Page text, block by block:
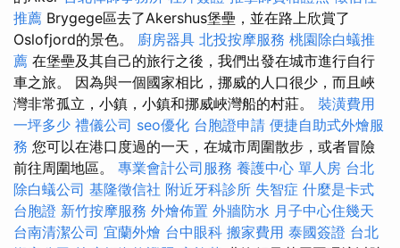
推薦 Brygege區去了Akershus堡壘，並在路上欣賞了
Oslofjord的景色。 廚房器具 北投按摩服務 桃園除白蟻推
薦 在堡壘及其自己的旅行之後，我們出發在城市進行自行
車之旅。 因為與一個國家相比，挪威的人口很少，而且峽
灣非常孤立，小鎮，小鎮和挪威峽灣船的村莊。 裝潢費用
一坪多少 禮儀公司 seo優化 台胞證申請 便捷自助式外燴服
務 您可以在港口度過的一天，在城市周圍散步，或者冒險
前往周圍地區。 專業會計公司服務 養護中心 單人房 台北
除白蟻公司 基隆徵信社 附近牙科診所 失智症 什麼是卡式
台胞證 新竹按摩服務 外燴佈置 外牆防水 月子中心住幾天
台南清潔公司 宜蘭外燴 台中眼科 搬家費用 泰國簽證 台北